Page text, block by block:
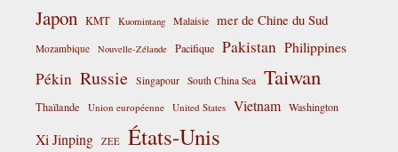
Japon KMT Kuomintang Malaisie mer de Chine du Sud
Mozambique Nouvelle-Zélande Pacifique Pakistan Philippines
Pékin Russie Singapour South China Sea Taiwan
Thaïlande Union européenne United States Vietnam Washington
Xi Jinping ZEE États-Unis